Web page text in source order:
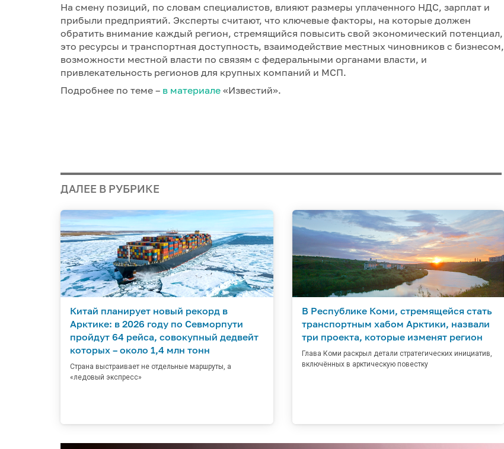
На смену позиций, по словам специалистов, влияют размеры уплаченного НДС, зарплат и
прибыли предприятий. Эксперты считают, что ключевые факторы, на которые должен
обратить внимание каждый регион, стремящийся повысить свой экономический потенциал,
это ресурсы и транспортная доступность, взаимодействие местных чиновников с бизнесом,
возможности местной власти по связям с федеральными органами власти, и
привлекательность регионов для крупных компаний и МСП.
Подробнее по теме – в материале «Известий».
ДАЛЕЕ В РУБРИКЕ
Китай планирует новый рекорд в
Арктике: в 2026 году по Севморпути
пройдут 64 рейса, совокупный дедвейт
которых – около 1,4 млн тонн
Страна выстраивает не отдельные маршруты, а
«ледовый экспресс»
В Республике Коми, стремящейся стать
транспортным хабом Арктики, назвали
три проекта, которые изменят регион
Глава Коми раскрыл детали стратегических инициатив,
включённых в арктическую повестку